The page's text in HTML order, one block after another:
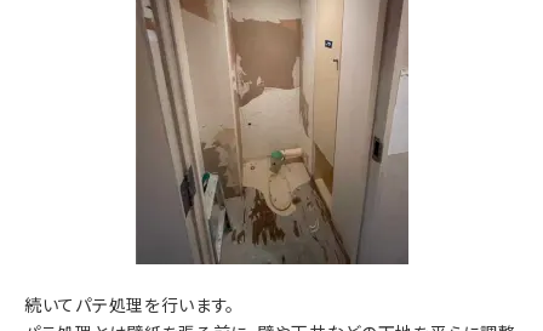
続いてパテ処理を行います。